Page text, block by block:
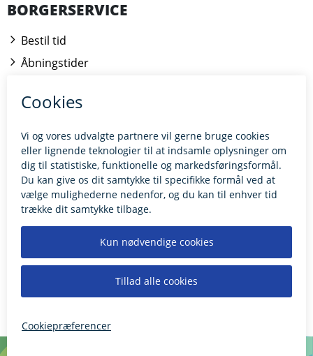
BORGERSERVICE
Bestil tid
Åbningstider
Kontakt borgerrådgiveren
BILLUND.DK
Tilgængelighedserklæring
Giv feedback til hjemmesiden